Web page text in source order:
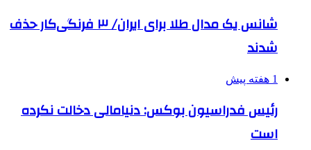
شانس یک مدال طلا برای ایران/ ۳ فرنگی‌کار حذف
شدند
1 هفته پیش
رئیس فدراسیون بوکس: دنیامالی دخالت نکرده
است